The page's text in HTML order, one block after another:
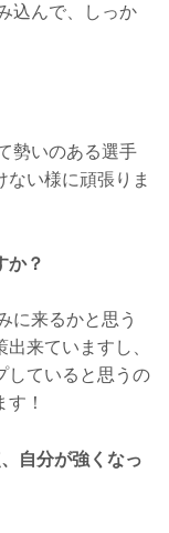
込んで、しっか
勢いのある選手
い様に頑張りま
か？
に来るかと思う
来ていますし、
していると思うの
！
自分が強くなっ